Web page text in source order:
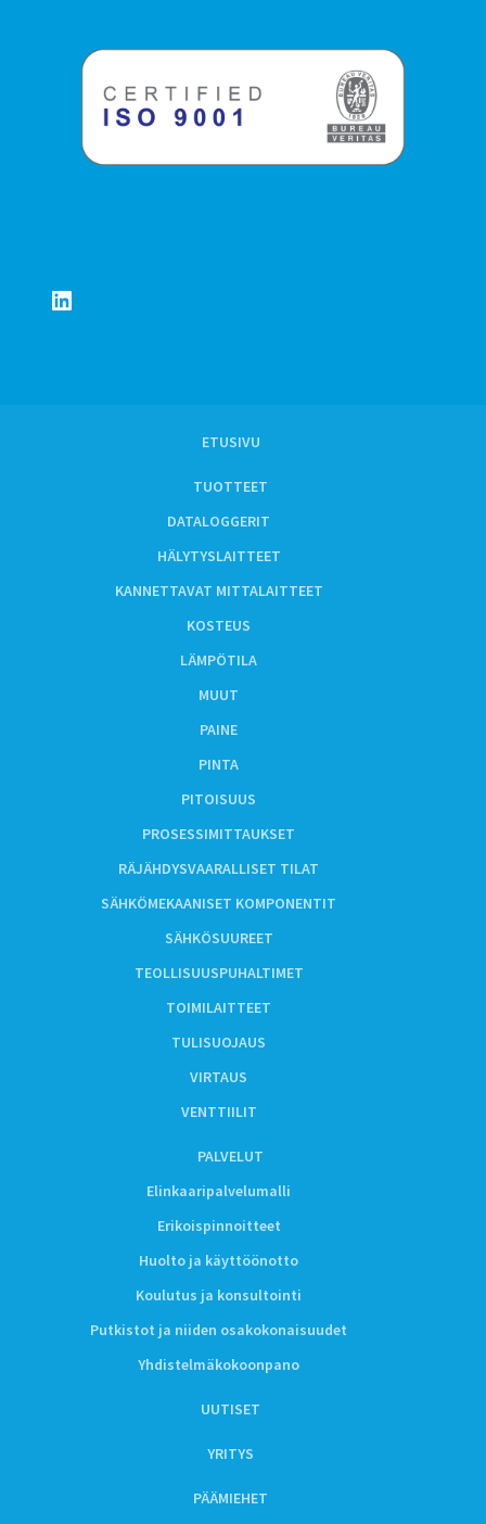
LinkedIn
ETUSIVU
TUOTTEET
DATALOGGERIT
HÄLYTYSLAITTEET
KANNETTAVAT MITTALAITTEET
KOSTEUS
LÄMPÖTILA
MUUT
PAINE
PINTA
PITOISUUS
PROSESSIMITTAUKSET
RÄJÄHDYSVAARALLISET TILAT
SÄHKÖMEKAANISET KOMPONENTIT
SÄHKÖSUUREET
TEOLLISUUSPUHALTIMET
TOIMILAITTEET
TULISUOJAUS
VIRTAUS
VENTTIILIT
PALVELUT
Elinkaaripalvelumalli
Erikoispinnoitteet
Huolto ja käyttöönotto
Koulutus ja konsultointi
Putkistot ja niiden osakokonaisuudet
Yhdistelmäkokoonpano
UUTISET
YRITYS
PÄÄMIEHET